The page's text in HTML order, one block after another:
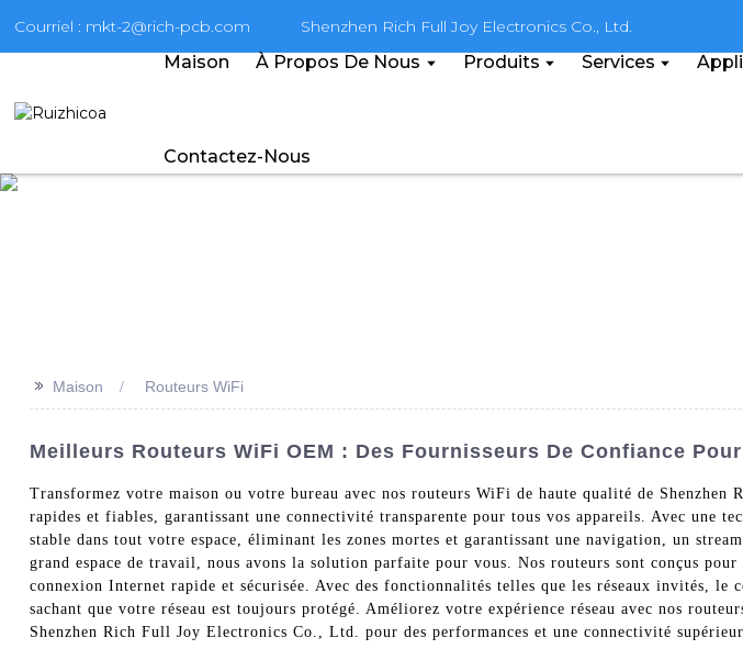
Courriel : mkt-2@rich-pcb.com Shenzhen Rich Full Joy Electronics Co., Ltd.
Maison À Propos De Nous Produits Services
Contactez-Nous
>> Maison Routeurs WiFi
Meilleurs Routeurs WiFi OEM : Des Fournisseurs De Confiance
Transformez votre maison ou votre bureau avec nos routeurs WiFi de haute qualité de
rapides et fiables, garantissant une connectivité transparente pour tous vos appareils. Avec une
stable dans tout votre espace, éliminant les zones mortes et garantissant une navigation, un
grand espace de travail, nous avons la solution parfaite pour vous. Nos routeurs sont conçus
connexion Internet rapide et sécurisée. Avec des fonctionnalités telles que les réseaux invités,
sachant que votre réseau est toujours protégé. Améliorez votre expérience réseau avec nos
Shenzhen Rich Full Joy Electronics Co., Ltd. pour des performances et une connectivité